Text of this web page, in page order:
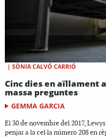
| SÒNIA CALVÓ CARRIÓ
Cinc dies en aïllament
massa preguntes
GEMMA GARCIA
El 30 de novembre del 2017,
penjar a la cel·la número 208 en